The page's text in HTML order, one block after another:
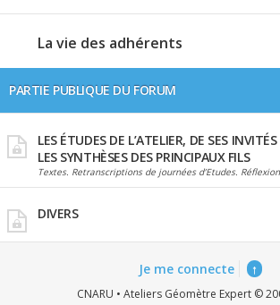
La vie des adhérents
PARTIE PUBLIQUE DU FORUM
LES ÉTUDES DE L’ATELIER, DE SES
LES SYNTHÈSES DES PRINCIPAUX FILS
Textes. Retranscriptions de journées d’Etudes.
DIVERS
Je me connecte ↑
CNARU • Ateliers Géomètre Expert ©